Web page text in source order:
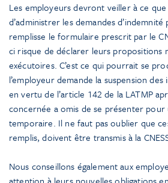
Les employeurs devront veiller à ce
d’administrer les demandes
remplisse le formulaire prescrit par le
ci risque de déclarer leurs propositions
exécutoires. C’est ce qui pourrait se
l’employeur demande la suspension
en vertu de l’article 142 de la LATMP
concernée a omis de se présenter pour
temporaire. Il ne faut pas oublier que
remplis, doivent être transmis à la
Nous conseillons également aux